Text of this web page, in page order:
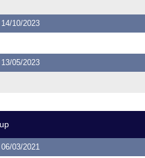
14/10/2023
13/05/2023
06/03/2021